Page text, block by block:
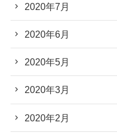
2020年7月
2020年6月
2020年5月
2020年3月
2020年2月